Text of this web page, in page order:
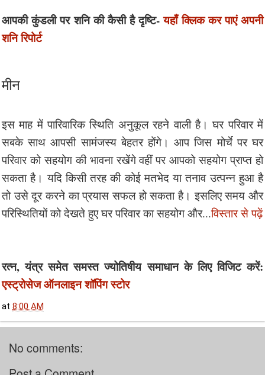
आपकी कुंडली पर शनि की कैसी है दृष्टि-यहाँ क्लिक कर पाएं अपनी
शनि रिपोर्ट
मीन
इस माह में पारिवारिक स्थिति अनुकूल रहने वाली है। घर परिवार में
सबके साथ आपसी सामंजस्य बेहतर होंगे। आप जिस मोर्चे पर घर
परिवार को सहयोग की भावना रखेंगे वहीं पर आपको सहयोग प्राप्त हो
सकता है। यदि किसी तरह की कोई मतभेद या तनाव उत्पन्न हुआ है
तो उसे दूर करने का प्रयास सफल हो सकता है। इसलिए समय और
परिस्थितियों को देखते हुए घर परिवार का सहयोग और...विस्तार से पढ़ें
रत्न, यंत्र समेत समस्त ज्योतिषीय समाधान के लिए विजिट करें:
एस्ट्रोसेज ऑनलाइन शॉपिंग स्टोर
at 8:00 AM
No comments: